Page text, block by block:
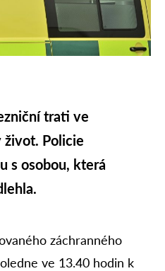
trati ve
Policie
s osobou, která
záchranného
ve 13.40 hodin k